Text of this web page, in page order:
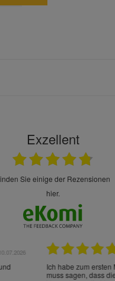
Exzellent
hier.
ersten Mal aus Deutschland
dass die gesamte Abwicklung,